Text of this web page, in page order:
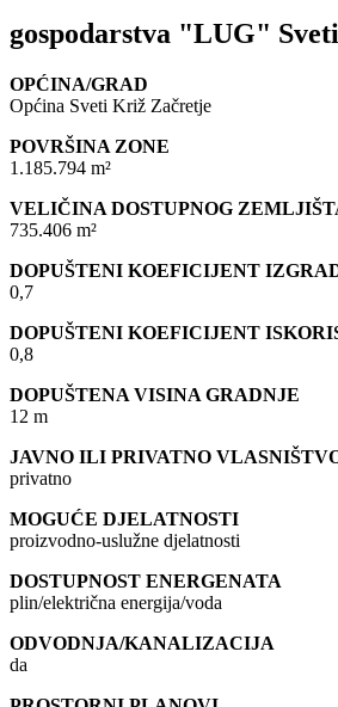
gospodarstva "LUG"
OPĆINA/GRAD
Općina Sveti Križ Začretje
POVRŠINA ZONE
1.185.794 m²
VELIČINA DOSTUPNOG
735.406 m²
DOPUŠTENI KOEFICIJENT
0,7
DOPUŠTENI KOEFICIJENT
0,8
DOPUŠTENA VISINA GRADNJE
12 m
JAVNO ILI PRIVATNO
privatno
MOGUĆE DJELATNOSTI
proizvodno-uslužne djelatnosti
DOSTUPNOST ENERGENATA
plin/električna energija/voda
ODVODNJA/KANALIZACIJA
da